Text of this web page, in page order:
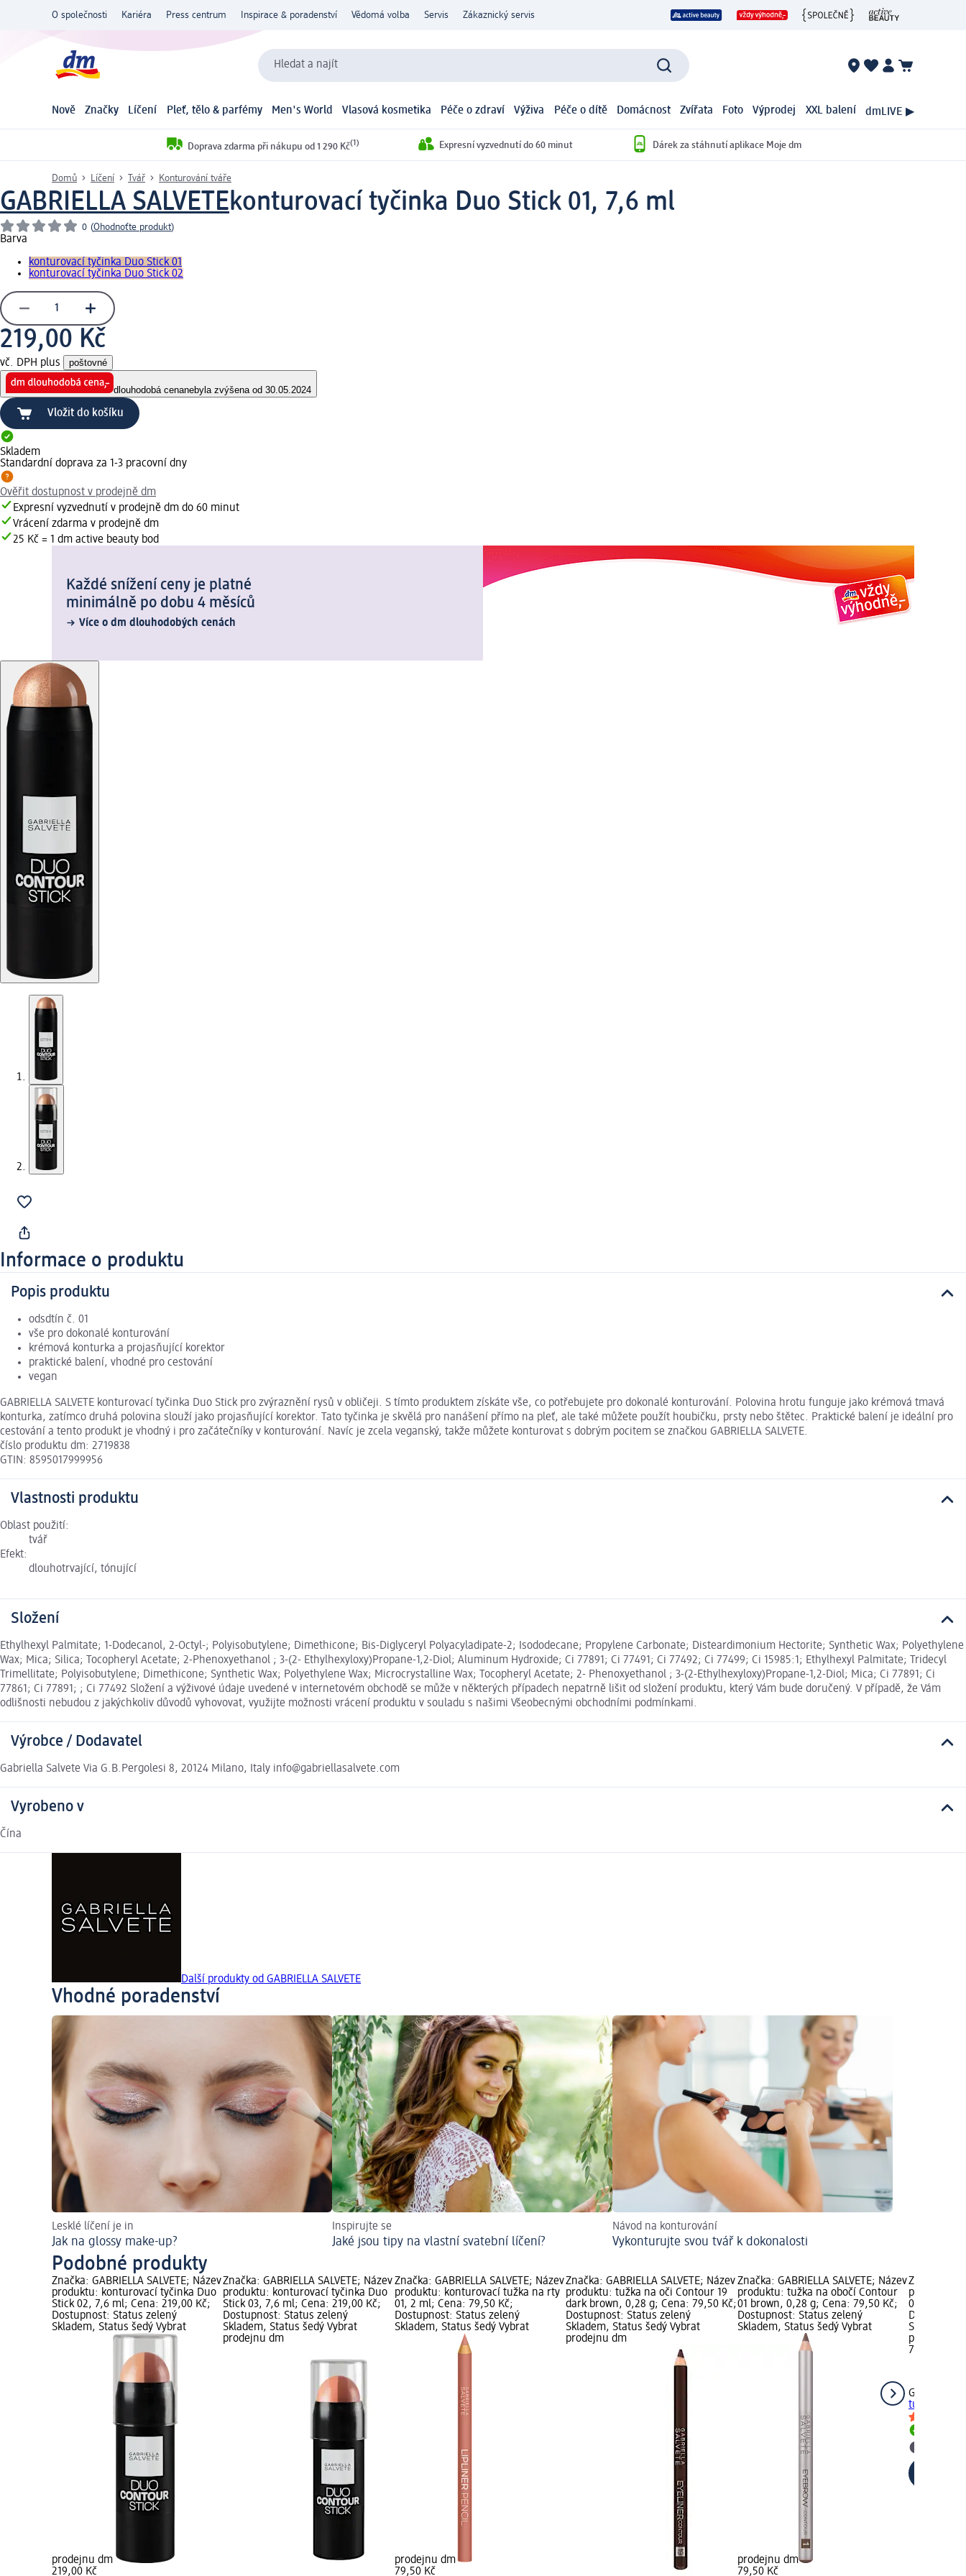
O společnosti Kariéra Press centrum Inspirace & poradenství Vědomá volba Servis Zákaznický servis
Hledat a najít
Nově Značky Líčení Pleť, tělo & parfémy Men's World Vlasová kosmetika Péče o zdraví Výživa Péče o dítě Domácnost Zvířata Foto Výprodej XXL balení dmLIVE ▶
Doprava zdarma při nákupu od 1 290 Kč(1) Expresní vyzvednutí do 60 minut Dárek za stáhnutí aplikace Moje dm
Domů Líčení Tvář Konturování tváře
GABRIELLA SALVETEkonturovací tyčinka Duo Stick 01, 7,6 ml
0 (Ohodnoťte produkt)
Barva
konturovací tyčinka Duo Stick 01
konturovací tyčinka Duo Stick 02
219,00 Kč
vč. DPH plus poštovné
dlouhodobá cenanebyla zvýšena od 30.05.2024
Vložit do košíku
Skladem
Standardní doprava za 1-3 pracovní dny
Ověřit dostupnost v prodejně dm
Expresní vyzvednutí v prodejně dm do 60 minut
Vrácení zdarma v prodejně dm
25 Kč = 1 dm active beauty bod
Každé snížení ceny je platné
minimálně po dobu 4 měsíců
Více o dm dlouhodobých cenách
Informace o produktu
Popis produktu
odsdtín č. 01
vše pro dokonalé konturování
krémová konturka a projasňující korektor
praktické balení, vhodné pro cestování
vegan
GABRIELLA SALVETE konturovací tyčinka Duo Stick pro zvýraznění rysů v obličeji. S tímto produktem získáte vše, co potřebujete pro dokonalé konturování. Polovina hrotu funguje jako krémová tmavá
konturka, zatímco druhá polovina slouží jako projasňující korektor. Tato tyčinka je skvělá pro nanášení přímo na pleť, ale také můžete použít houbičku, prsty nebo štětec. Praktické balení je ideální pro
cestování a tento produkt je vhodný i pro začátečníky v konturování. Navíc je zcela veganský, takže můžete konturovat s dobrým pocitem se značkou GABRIELLA SALVETE.
číslo produktu dm: 2719838
GTIN: 8595017999956
Vlastnosti produktu
Oblast použití:
tvář
Efekt:
dlouhotrvající, tónující
Složení
Ethylhexyl Palmitate; 1-Dodecanol, 2-Octyl-; Polyisobutylene; Dimethicone; Bis-Diglyceryl Polyacyladipate-2; Isododecane; Propylene Carbonate; Disteardimonium Hectorite; Synthetic Wax; Polyethylene
Wax; Mica; Silica; Tocopheryl Acetate; 2-Phenoxyethanol ; 3-(2- Ethylhexyloxy)Propane-1,2-Diol; Aluminum Hydroxide; Ci 77891; Ci 77491; Ci 77492; Ci 77499; Ci 15985:1; Ethylhexyl Palmitate; Tridecyl
Trimellitate; Polyisobutylene; Dimethicone; Synthetic Wax; Polyethylene Wax; Microcrystalline Wax; Tocopheryl Acetate; 2- Phenoxyethanol ; 3-(2-Ethylhexyloxy)Propane-1,2-Diol; Mica; Ci 77891; Ci
77861; Ci 77891; ; Ci 77492 Složení a výživové údaje uvedené v internetovém obchodě se může v některých případech nepatrně lišit od složení produktu, který Vám bude doručený. V případě, že Vám
odlišnosti nebudou z jakýchkoliv důvodů vyhovovat, využijte možnosti vrácení produktu v souladu s našimi Všeobecnými obchodními podmínkami.
Výrobce / Dodavatel
Gabriella Salvete Via G.B.Pergolesi 8, 20124 Milano, Italy info@gabriellasalvete.com
Vyrobeno v
Čína
Další produkty od GABRIELLA SALVETE
Vhodné poradenství
Lesklé líčení je in
Jak na glossy make-up?
Inspirujte se
Jaké jsou tipy na vlastní svatební líčení?
Návod na konturování
Vykonturujte svou tvář k dokonalosti
Podobné produkty
Značka: GABRIELLA SALVETE; Název
produktu: konturovací tyčinka Duo
Stick 02, 7,6 ml; Cena: 219,00 Kč;
Dostupnost: Status zelený
Skladem, Status šedý Vybrat
prodejnu dm
219,00 Kč
Značka: GABRIELLA SALVETE; Název
produktu: konturovací tyčinka Duo
Stick 03, 7,6 ml; Cena: 219,00 Kč;
Dostupnost: Status zelený
Skladem, Status šedý Vybrat
prodejnu dm
Značka: GABRIELLA SALVETE; Název
produktu: konturovací tužka na rty
01, 2 ml; Cena: 79,50 Kč;
Dostupnost: Status zelený
Skladem, Status šedý Vybrat
prodejnu dm
79,50 Kč
Značka: GABRIELLA SALVETE; Název
produktu: tužka na oči Contour 19
dark brown, 0,28 g; Cena: 79,50 Kč;
Dostupnost: Status zelený
Skladem, Status šedý Vybrat
prodejnu dm
Značka: GABRIELLA SALVETE; Název
produktu: tužka na obočí Contour
01 brown, 0,28 g; Cena: 79,50 Kč;
Dostupnost: Status zelený
Skladem, Status šedý Vybrat
prodejnu dm
79,50 Kč
Značka:
produktu:
02, 2 ml;
Skladem,
prodejnu
79,50 Kč
GABRIELLA
tužka na